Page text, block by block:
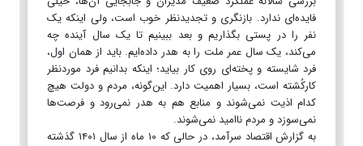
فایده‌ای ندارد. بازنگری و تجدیدنظر خوب است، ولی اینکه یک
نفر را در پستی بگذاریم و بعد ببینیم تا یک سال آینده چه
می‌کند، یک سال عمر ملت را به هدر داده‌ایم. باید از همان اول،
فرد شایسته و پخته‌ای روی کار بیاید؛ اینکه بدانیم فرد موردنظر
کارکُشته است، بسیار اهمیت دارد. این‌گونه، مردم و دولت هیچ
کدام اذیت نمی‌شوند و منابع هم به هدر نمی‌رود و فرصت‌ها
نمی‌سوزد و مردم ناامید نمی‌شوند.
به گزارش اقتصاد سرآمد، در حالی که ۱۰ ماه از سال ۱۴۰۱ گذشته